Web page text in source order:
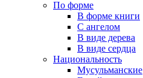
По форме
В форме книги
С ангелом
В виде дерева
В виде сердца
Национальность
Мусульманские